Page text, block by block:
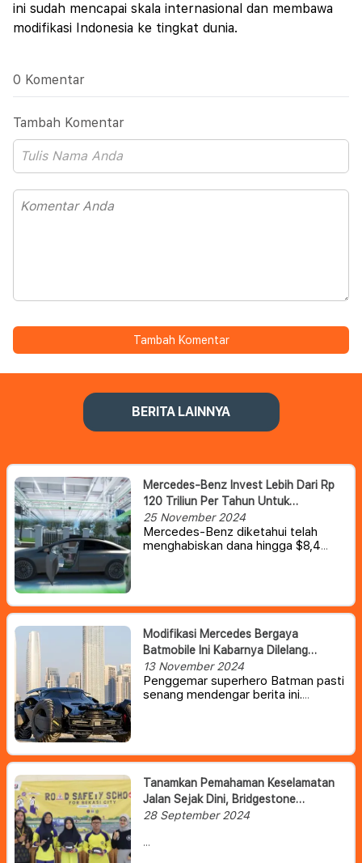
ini sudah mencapai skala internasional dan membawa
modifikasi Indonesia ke tingkat dunia.
0 Komentar
Tambah Komentar
Tambah Komentar
BERITA LAINNYA
Mercedes-Benz Invest Lebih Dari Rp
120 Triliun Per Tahun Untuk
Kembangkan Teknologi Mobil
25 November 2024
Mercedes-Benz diketahui telah
menghabiskan dana hingga $8,4
merekayasa model produksi baru di
Future Technology Lab milik
Mercedes.
Modifikasi Mercedes Bergaya
Batmobile Ini Kabarnya Dilelang
Dengan Harga Mulai Rp 5,5 Miliar
13 November 2024
Penggemar superhero Batman pasti
senang mendengar berita ini.
Knight Rises
Tanamkan Pemahaman Keselamatan
Jalan Sejak Dini, Bridgestone
Indonesia Gelar Road Safety School
28 September 2024